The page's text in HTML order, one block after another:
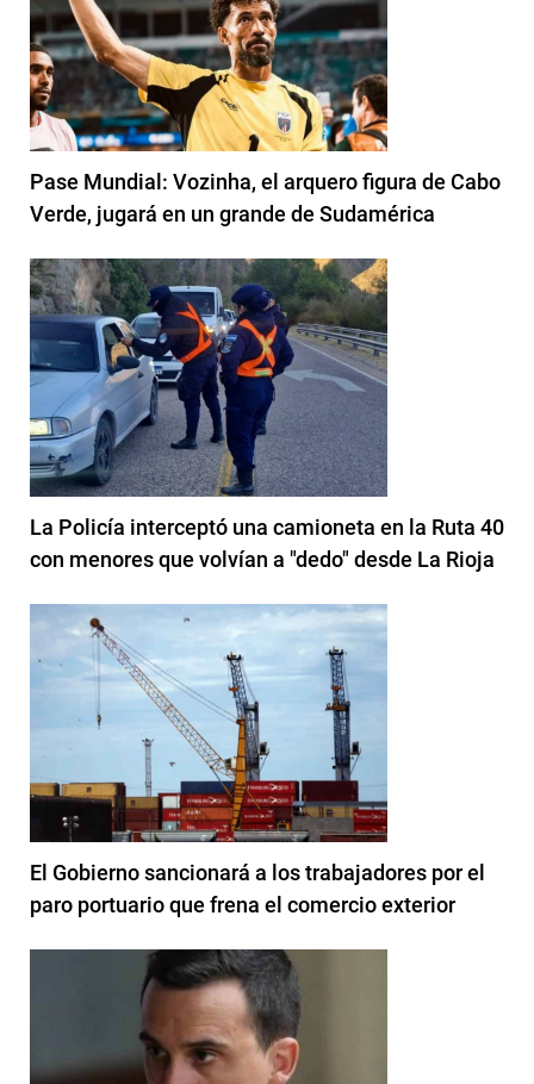
Pase Mundial: Vozinha, el arquero figura de Cabo
Verde, jugará en un grande de Sudamérica
La Policía interceptó una camioneta en la Ruta 40
con menores que volvían a "dedo" desde La Rioja
El Gobierno sancionará a los trabajadores por el
paro portuario que frena el comercio exterior